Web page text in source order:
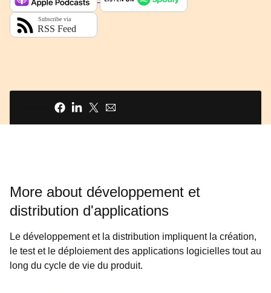
More about développement et
distribution d'applications
Le développement et la distribution impliquent la création,
le test et le déploiement des applications logicielles tout au
long du cycle de vie du produit.